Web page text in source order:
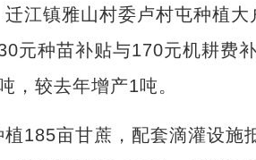
江镇雅山村委卢村屯种植
元种苗补贴与170元机耕费
，较去年增产1吨。
亩甘蔗，配套滴灌设施